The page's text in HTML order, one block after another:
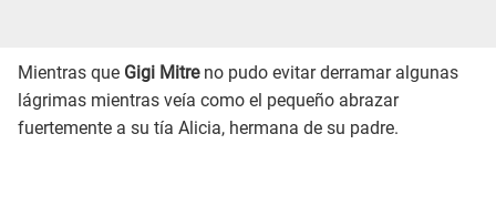
Mientras que Gigi Mitre no pudo evitar derramar algunas
lágrimas mientras veía como el pequeño abrazar
fuertemente a su tía Alicia, hermana de su padre.